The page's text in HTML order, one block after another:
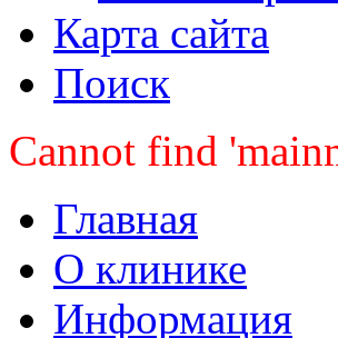
Карта сайта
Поиск
Cannot find
Главная
О клинике
Информация